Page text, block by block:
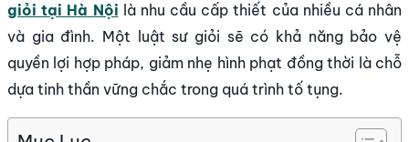
giỏi tại Hà Nội là nhu cầu cấp thiết của nhiều cá nhân
và gia đình. Một luật sư giỏi sẽ có khả năng bảo vệ
quyền lợi hợp pháp, giảm nhẹ hình phạt đồng thời là chỗ
dựa tinh thần vững chắc trong quá trình tố tụng.